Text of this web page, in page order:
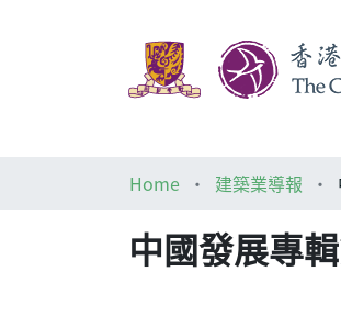
Home
建築業導報
中國發展專